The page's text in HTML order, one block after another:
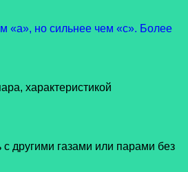
«а», но сильнее чем «с». Более
характеристикой
другими газами или парами без